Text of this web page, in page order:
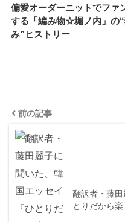
偏愛オーダーニットでファ
する「編み物☆堀ノ内」の
み”ヒストリー
前の記事
翻訳者・藤
とりだから